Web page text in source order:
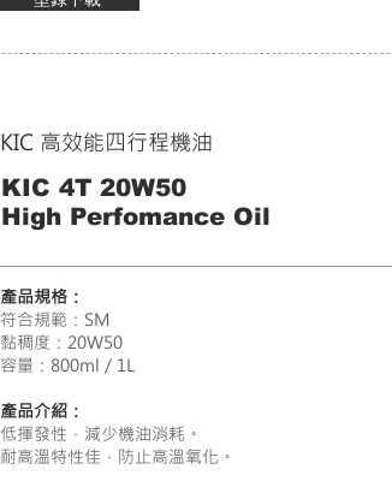
KIC 高效能四行程機油
KIC 4T 20W50
High Perfomance Oil
產品規格：
符合規範：SM
黏稠度：20W50
容量：800ml / 1L
產品介紹：
低揮發性，減少機油消耗。
耐高溫特性佳，防止高溫氧化。